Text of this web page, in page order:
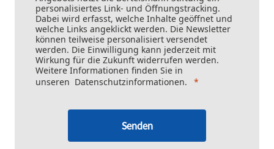
personalisiertes Link- und Öffnungstracking.
Dabei wird erfasst, welche Inhalte geöffnet und
welche Links angeklickt werden. Die Newsletter
können teilweise personalisiert versendet
werden. Die Einwilligung kann jederzeit mit
Wirkung für die Zukunft widerrufen werden.
Weitere Informationen finden Sie in
unseren Datenschutzinformationen.
Senden